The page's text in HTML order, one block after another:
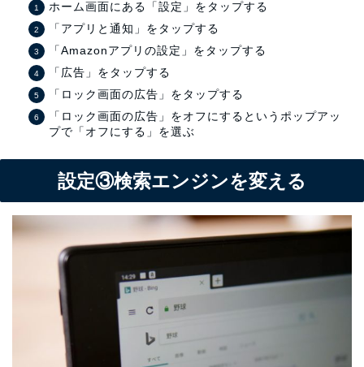
ホーム画面にある「設定」をタップする
「アプリと通知」をタップする
「Amazonアプリの設定」をタップする
「広告」をタップする
「ロック画面の広告」をタップする
「ロック画面の広告」をオフにするというポップアッ
プで「オフにする」を選ぶ
設定③検索エンジンを変える